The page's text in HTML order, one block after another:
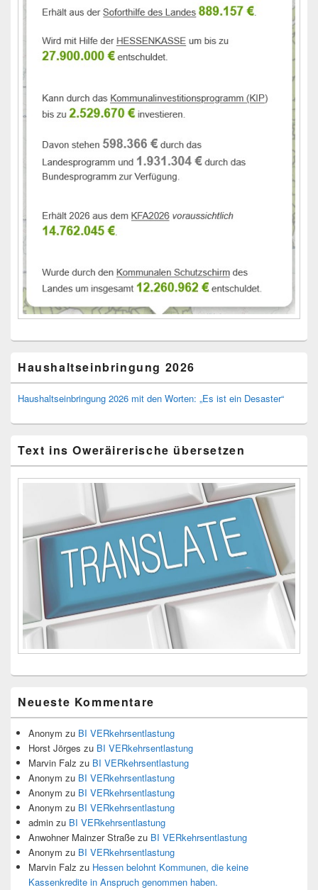
Haushaltseinbringung 2026
Haushaltseinbringung 2026 mit den Worten: „Es ist ein Desaster“
Text ins Oweräirerische übersetzen
Neueste Kommentare
Anonym zu BI VERkehrsentlastung
Horst Jörges zu BI VERkehrsentlastung
Marvin Falz zu BI VERkehrsentlastung
Anonym zu BI VERkehrsentlastung
Anonym zu BI VERkehrsentlastung
Anonym zu BI VERkehrsentlastung
admin zu BI VERkehrsentlastung
Anwohner Mainzer Straße zu BI VERkehrsentlastung
Anonym zu BI VERkehrsentlastung
Marvin Falz zu Hessen belohnt Kommunen, die keine
Kassenkredite in Anspruch genommen haben.